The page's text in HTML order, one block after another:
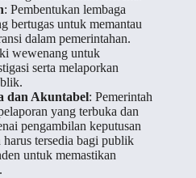
: Pembentukan lembaga
bertugas untuk memantau
dalam pemerintahan.
wewenang untuk
serta melaporkan
dan Akuntabel: Pemerintah
yang terbuka dan
pengambilan keputusan
harus tersedia bagi publik
untuk memastikan